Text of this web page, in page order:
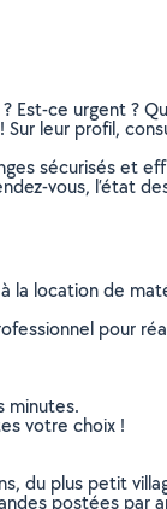
ce urgent ?
leur profil,
sécurisés et
vous, l’état
location de
pour
minutes.
votre choix !
du plus petit
postées par